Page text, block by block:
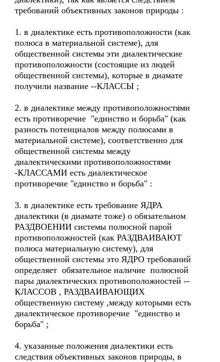
требований объективных законов природы :
1. в диалектике есть противоположности (как
полюса в материальной системе), для
общественной системы эти диалектические
противоположности (состоящие из людей
общественной системы), которые в диамате
получили название --КЛАССЫ ;
2. в диалектике между противоположностями
есть противоречие "единство и борьба" (как
разность потенциалов между полюсами в
материальной системе), соответственно для
общественной системы между
диалектическими противоположностями
-КЛАССАМИ есть диалектическое
противоречие "единство и борьба" :
3. в диалектике есть требование ЯДРА
диалектики (в диамате тоже) о обязательном
РАЗДВОЕНИИ системы полюсной парой
противоположностей (как РАЗДВАИВАЮТ
полюса материальную систему), для
общественной системы это ЯДРО требований
определяет обязательное наличие полюсной
пары диалектических противоположностей --
КЛАССОВ , РАЗДВАИВАЮЩИХ
общественную систему ,между которыми есть
диалектическое противоречие "единство и
борьба" ;
4. указанные положения диалектики есть
следствия объективных законов природы, в